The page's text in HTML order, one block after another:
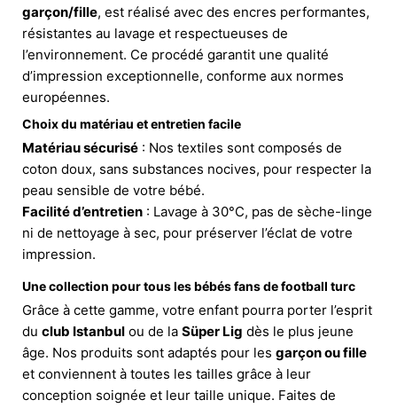
garçon/fille, est réalisé avec des encres performantes,
résistantes au lavage et respectueuses de
l’environnement. Ce procédé garantit une qualité
d’impression exceptionnelle, conforme aux normes
européennes.
Choix du matériau et entretien facile
Matériau sécurisé : Nos textiles sont composés de
coton doux, sans substances nocives, pour respecter la
peau sensible de votre bébé.
Facilité d’entretien : Lavage à 30°C, pas de sèche-linge
ni de nettoyage à sec, pour préserver l’éclat de votre
impression.
Une collection pour tous les bébés fans de football turc
Grâce à cette gamme, votre enfant pourra porter l’esprit
du club Istanbul ou de la Süper Lig dès le plus jeune
âge. Nos produits sont adaptés pour les garçon ou fille
et conviennent à toutes les tailles grâce à leur
conception soignée et leur taille unique. Faites de